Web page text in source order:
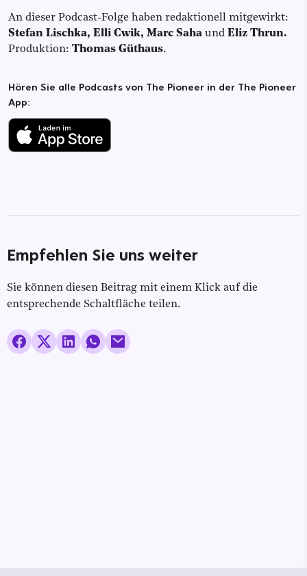
An dieser Podcast-Folge haben redaktionell mitgewirkt:
Stefan Lischka, Elli Cwik, Marc Saha und Eliz Thrun.
Produktion: Thomas Güthaus.
Hören Sie alle Podcasts von The Pioneer in der The Pioneer
App:
Empfehlen Sie uns weiter
Sie können diesen Beitrag mit einem Klick auf die
entsprechende Schaltfläche teilen.